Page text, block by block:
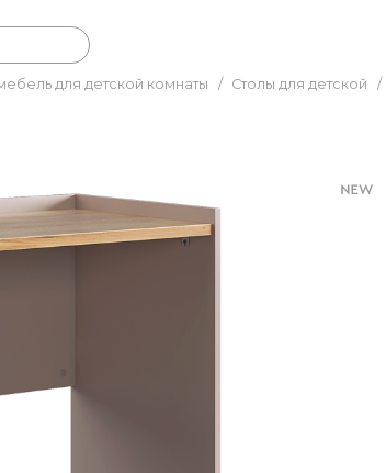
для детской комнаты / Столы для детской /